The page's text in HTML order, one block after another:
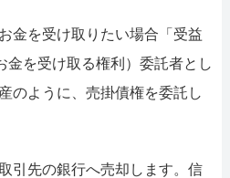
金を受け取りたい場合「受益
金を受け取る権利）委託者とし
のように、売掛債権を委託し
引先の銀行へ売却します。信